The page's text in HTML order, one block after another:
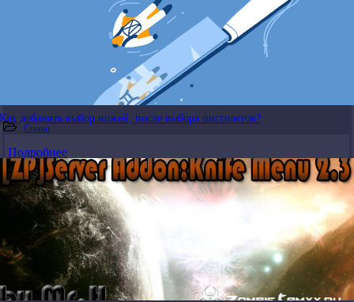
Как добавить выбор ножей, после выбора пистолетов?
Статьи
Подробнее